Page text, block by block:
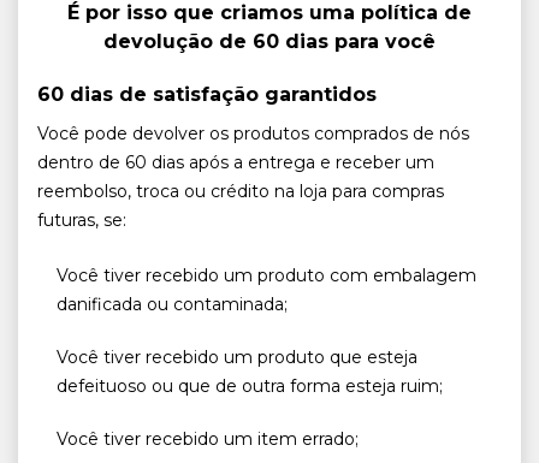
É por isso que criamos uma política de
devolução de 60 dias para você
60 dias de satisfação garantidos
Você pode devolver os produtos comprados de nós
dentro de 60 dias após a entrega e receber um
reembolso, troca ou crédito na loja para compras
futuras, se:
Você tiver recebido um produto com embalagem
danificada ou contaminada;
Você tiver recebido um produto que esteja
defeituoso ou que de outra forma esteja ruim;
Você tiver recebido um item errado;